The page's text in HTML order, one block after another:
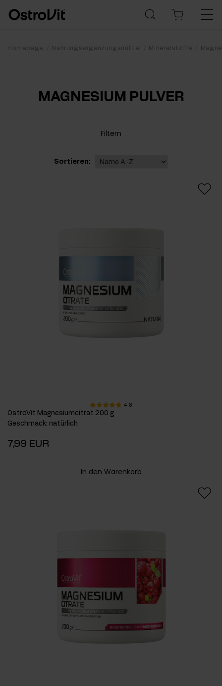
Homepage Nahrungsergänzungsmittel Mineralstoffe
MAGNESIUM PULVER
Filtern
Sortieren:
4.8
OstroVit Magnesiumcitrat 200 g
Geschmack: natürlich
7,99 EUR
In den Warenkorb